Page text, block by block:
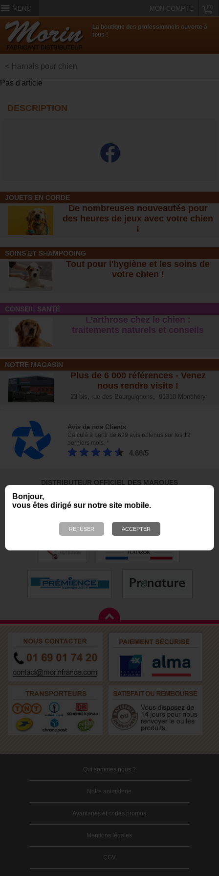
Bonjour,
vous êtes dirigé sur notre site mobile.
MENU MON COMPTE
La boutique des professionnels ouverte à
tous !
< Harnais pour chien
Pas d'article
DESCRIPTION
JOUETS EN CORDE
De nombreuses nouveautés pour
des heures de jeux avec votre chien
!
SOINS ET SHAMPOOING
Tout pour l'hygiène et les soins de
votre chien !
CONSEIL SANTÉ
L’arthrose chez le chien :
traitements naturels et conseil s
NOTRE MAGASIN
Plus de 6 000 références - Venez
nous rendre visite !
23 bis, rue des Bourguignons, 91310 Montlhéry
Avis de nos Clients
Calculé à partir de 699 avis obtenus sur les 12
derniers mois. *
4.66/5
DISTRIBUTEUR OFFICIEL DES MARQUES
Qui sommes nous ?
Notre animalerie
Avantages et codes promos
Mentions légales
CGV